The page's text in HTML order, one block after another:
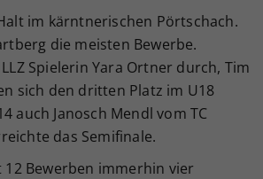
im kärntnerischen Pörtschach.
die meisten Bewerbe.
Spielerin Yara Ortner durch, Tim
sich den dritten Platz im U18
auch Janosch Mendl vom TC
das Semifinale.
Bewerben immerhin vier